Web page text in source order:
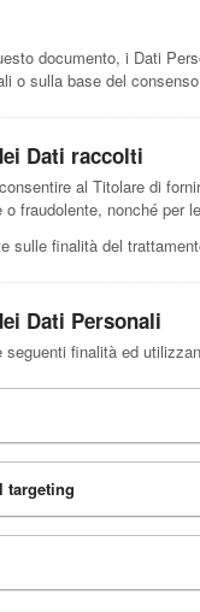
documento, i Dati
o sulla base del
Dati raccolti
al Titolare di
fraudolente, nonché per
sulle finalità del
Dati Personali
finalità ed
targeting